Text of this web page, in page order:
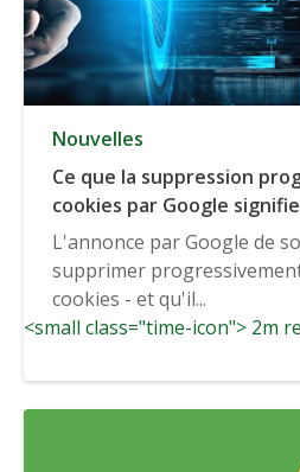
Nouvelles
Ce que la suppression
cookies par Google
ouvert (AW360)
L'annonce par Google de
supprimer
cookies - et qu'il...
<small class="time-icon"> 2m